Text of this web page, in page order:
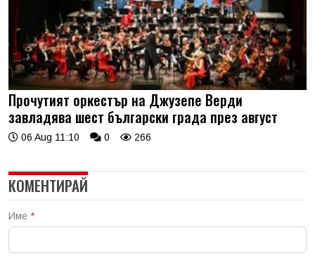
Прочутият оркестър на Джузепе Верди
завладява шест български града през август
06 Aug 11:10 0 266
КОМЕНТИРАЙ
Име *